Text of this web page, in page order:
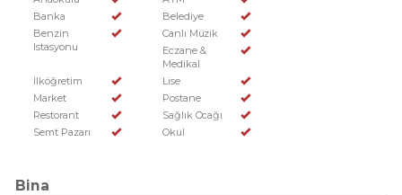
Banka
Belediye
Benzin
Istasyonu
Canlı Müzik
Eczane &
Medikal
İlköğretim
Lise
Market
Postane
Restorant
Sağlık Ocağı
Semt Pazarı
Okul
Bina